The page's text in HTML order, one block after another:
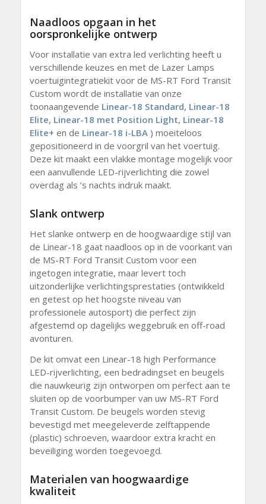
Naadloos opgaan in het
oorspronkelijke ontwerp
Voor installatie van extra led verlichting heeft u
verschillende keuzes en met de Lazer Lamps
voertuigintegratiekit voor de MS-RT Ford Transit
Custom wordt de installatie van onze
toonaangevende Linear-18 Standard, Linear-18
Elite, Linear-18 met Position Light, Linear-18
Elite+ en de Linear-18 i-LBA) moeiteloos
gepositioneerd in de voorgril van het voertuig.
Deze kit maakt een vlakke montage mogelijk voor
een aanvullende LED-rijverlichting die zowel
overdag als ’s nachts indruk maakt.
Slank ontwerp
Het slanke ontwerp en de hoogwaardige stijl van
de Linear-18 gaat naadloos op in de voorkant van
de MS-RT Ford Transit Custom voor een
ingetogen integratie, maar levert toch
uitzonderlijke verlichtingsprestaties (ontwikkeld
en getest op het hoogste niveau van
professionele autosport) die perfect zijn
afgestemd op dagelijks weggebruik en off-road
avonturen.
De kit omvat een Linear-18 high Performance
LED-rijverlichting, een bedradingset en beugels
die nauwkeurig zijn ontworpen om perfect aan te
sluiten op de voorbumper van uw MS-RT Ford
Transit Custom. De beugels worden stevig
bevestigd met meegeleverde zelftappende
(plastic) schroeven, waardoor extra kracht en
beveiliging worden toegevoegd.
Materialen van hoogwaardige
kwaliteit